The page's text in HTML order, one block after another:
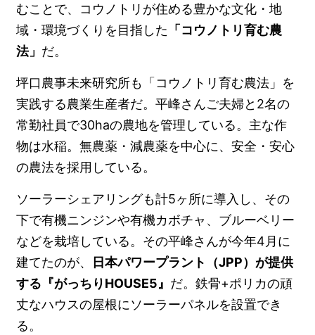
むことで、コウノトリが住める豊かな文化・地
域・環境づくりを目指した 「コウノトリ育む農
法」 だ。
坪口農事未来研究所も「コウノトリ育む農法」を
実践する農業生産者だ。平峰さんご夫婦と2名の
常勤社員で30haの農地を管理している。主な作
物は水稲。無農薬・減農薬を中心に、安全・安心
の農法を採用している。
ソーラーシェアリングも計5ヶ所に導入し、その
下で有機ニンジンや有機カボチャ、ブルーベリー
などを栽培している。その平峰さんが今年4月に
建てたのが、
日本パワープラント（JPP）が提供
する『がっちりHOUSE5』 だ。鉄骨+ポリカの頑
丈なハウスの屋根にソーラーパネルを設置でき
る。